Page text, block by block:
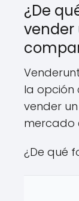
¿De
la opción
vender
mercado
¿De qué